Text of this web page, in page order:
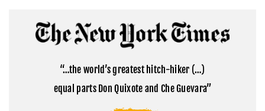
la
montaña
sagrada
Tibet
Cómo
visitar
el
base
Everest
en
“…the world’s greatest hitch-hiker (…)
equal parts Don Quixote and Che Guevara”